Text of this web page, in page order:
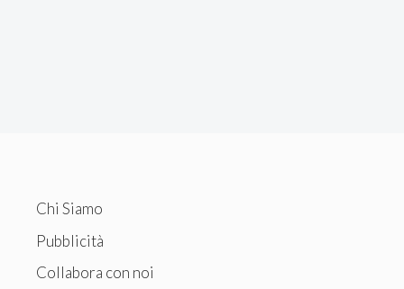
Chi Siamo
Pubblicità
Collabora con noi